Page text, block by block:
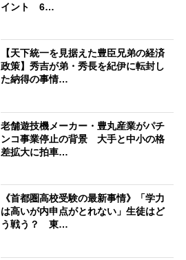
イント 6…
【天下統一を見据えた豊臣兄弟の経済
政策】秀吉が弟・秀長を紀伊に転封し
た納得の事情…
老舗遊技機メーカー・豊丸産業がパチ
ンコ事業停止の背景 大手と中小の格
差拡大に拍車…
《首都圏高校受験の最新事情》「学力
は高いが内申点がとれない」生徒はど
う戦う？ 東…